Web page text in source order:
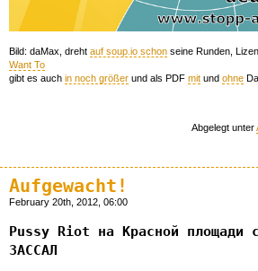
Bild: daMax, dreht auf soup.io schon seine Runden,
Want To
gibt es auch in noch größer und als PDF mit und ohne
Abgelegt unter
Aufgewacht!
February 20th, 2012, 06:00
Pussy Riot на Красной площади
ЗАССАЛ